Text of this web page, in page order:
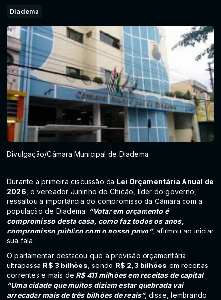
Diadema
Divulgação/Câmara Municipal de Diadema
Durante a primeira discussão da Lei Orçamentária Anual de
2026, o vereador Juninho do Chicão, líder do governo,
ressaltou a importância do compromisso da Câmara com a
população de Diadema. “Votar em orçamento é
compromisso desta casa, como faz todos os anos,
compromisso público com o nosso povo”, afirmou ao iniciar
sua fala.
O parlamentar destacou que a previsão orçamentária
ultrapassa R$ 3 bilhões, sendo R$ 2,3 bilhões em receitas
correntes e mais de R$ 411 milhões em receitas de capital.
“Uma cidade que muitos diziam estar quebrada vai
arrecadar mais de três bilhões de reais”, disse, lembrando